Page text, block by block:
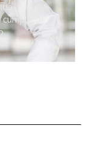
por eso
su